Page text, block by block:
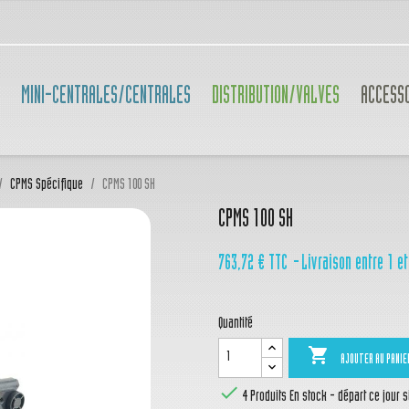
MINI-CENTRALES/CENTRALES DISTRIBUTION/VALVES
CPMS Spécifique CPMS 100 SH
CPMS 100 SH
763,72 € TTC Livraison entre 1
Quantité
 AJOUTER AU
 4 Produits En stock - départ ce jour